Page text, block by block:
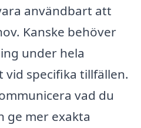
användbart att
Kanske behöver
under hela
specifika tillfällen.
vad du
ge mer exakta